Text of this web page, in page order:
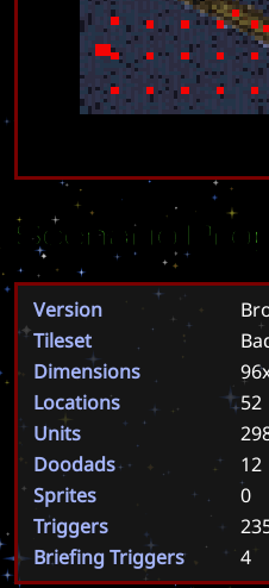
Scenario
Version
Tileset
Dimensions
Locations
52
Units
Doodads
12
Sprites
0
Triggers
Briefing Triggers
4